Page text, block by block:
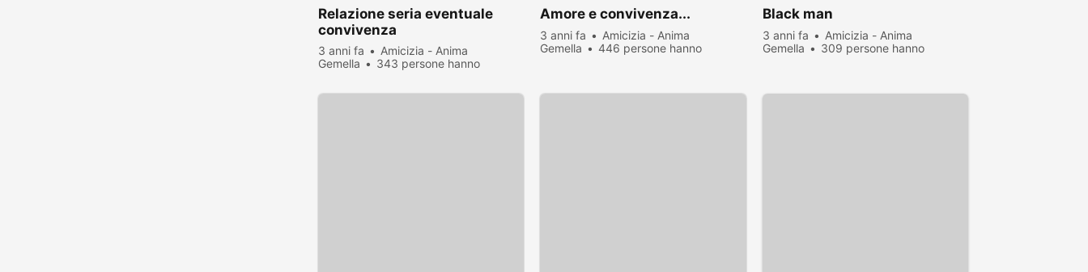
Relazione seria eventuale
convivenza
3 anni fa
Amicizia - Anima
Gemella
343 persone hanno
Amore e convivenza...
3 anni fa
Amicizia - Anima
Gemella
446 persone hanno
Black man
3 anni fa
Amicizia - Anima
Gemella
309 persone hanno